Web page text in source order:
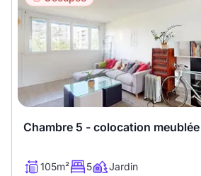
Chambre 5 - colocation meublée
105m² 5 Jardin